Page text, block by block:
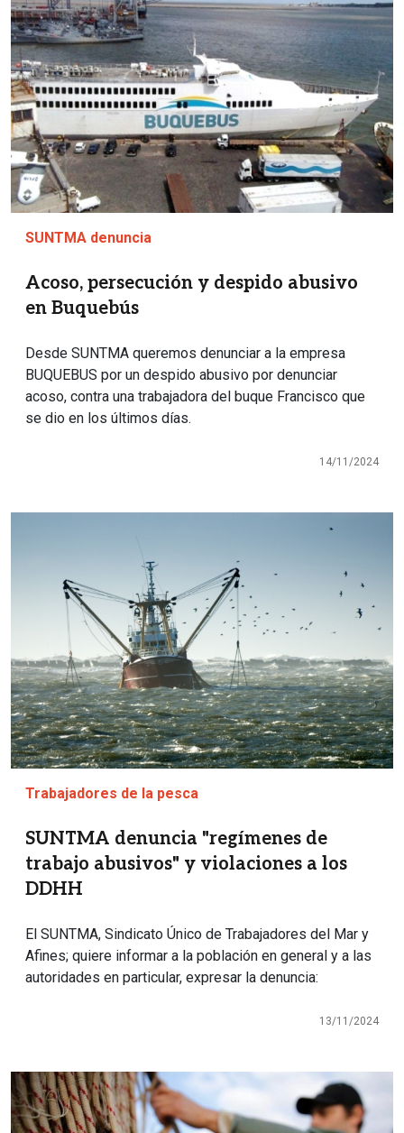
SUNTMA denuncia
Acoso, persecución y despido abusivo
en Buquebús
Desde SUNTMA queremos denunciar a la empresa
BUQUEBUS por un despido abusivo por denunciar
acoso, contra una trabajadora del buque Francisco que
se dio en los últimos días.
14/11/2024
Trabajadores de la pesca
SUNTMA denuncia "regímenes de
trabajo abusivos" y violaciones a los
DDHH
El SUNTMA, Sindicato Único de Trabajadores del Mar y
Afines; quiere informar a la población en general y a las
autoridades en particular, expresar la denuncia:
13/11/2024
Imagen